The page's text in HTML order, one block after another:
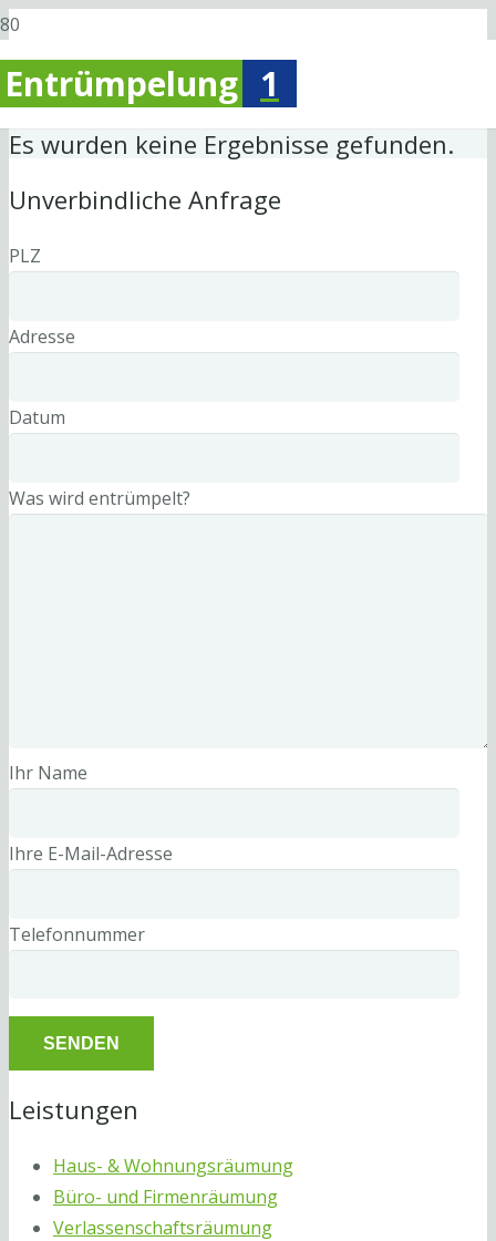
Entrümpelung 1
Es wurden keine Ergebnisse gefunden.
Unverbindliche Anfrage
PLZ
Adresse
Datum
Was wird entrümpelt?
Ihr Name
Ihre E-Mail-Adresse
Telefonnummer
Leistungen
Haus- & Wohnungsräumung
Büro- und Firmenräumung
Verlassenschaftsräumung